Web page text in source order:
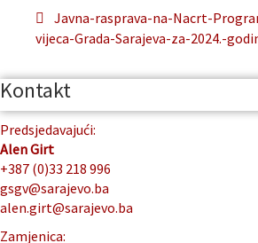
Javna-rasprava-na-Nacrt-
vijeca-Grada-Sarajeva-za-2024.-
Kontakt
Predsjedavajući:
Alen Girt
+387 (0)33 218 996
gsgv@sarajevo.ba
alen.girt@sarajevo.ba
Zamjenica: